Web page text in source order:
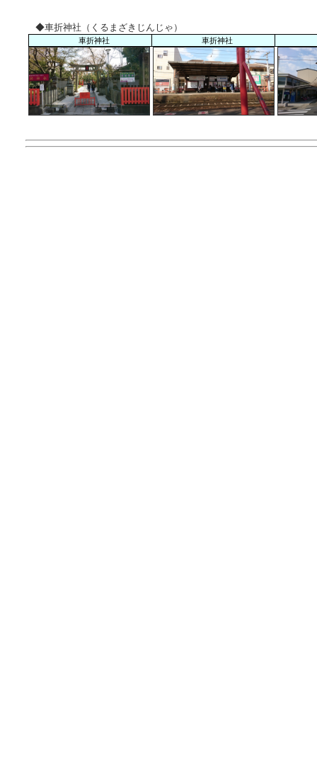
◆車折神社（くるまざきじんじゃ）
車折神社 車折神社